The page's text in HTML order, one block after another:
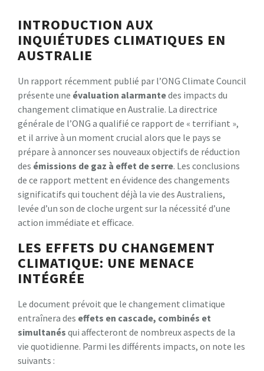
INTRODUCTION AUX
INQUIÉTUDES CLIMATIQUES EN
AUSTRALIE
Un rapport récemment publié par l’ONG Climate Council
présente une évaluation alarmantedes impacts du
changement climatique en Australie. La directrice
générale de l’ONG a qualifié ce rapport de « terrifiant »,
et il arrive à un moment crucial alors que le pays se
prépare à annoncer ses nouveaux objectifs de réduction
des émissions de gaz à efet deserre. Les conclusions
de ce rapport mettent en évidence des changements
significatifs qui touchent déjà la vie des Australiens,
levée d’un son de cloche urgent sur la nécessité d’une
action immédiate et efficace.
LES EFFETS DU CHANGEMENT
CLIMATIQUE: UNE MENACE
INTÉGRÉE
Le document prévoit que le changement climatique
entraînera des efets en cascade, combinés et
simultanés qui affecteront de nombreux aspects de la
vie quotidienne. Parmi les différents impacts, on note les
suivants :